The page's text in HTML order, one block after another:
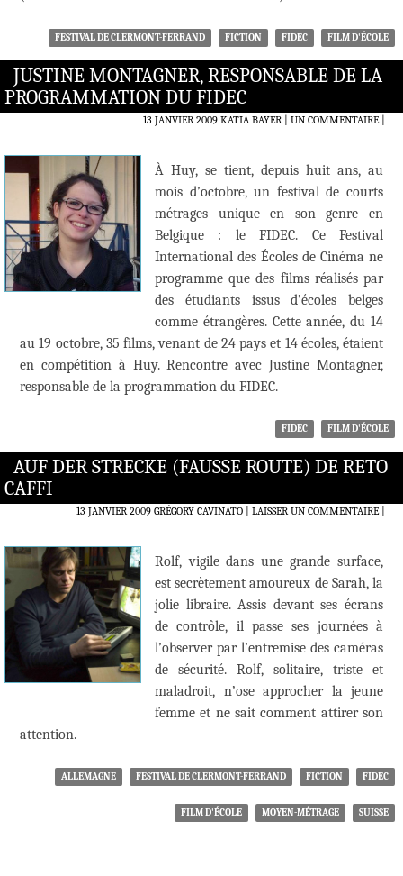
FESTIVAL DE CLERMONT-FERRAND FICTION FIDEC FILM D'ÉCOLE
JUSTINE MONTAGNER, RESPONSABLE DE LA
PROGRAMMATION DU FIDEC
13 JANVIER 2009 KATIA BAYER UN COMMENTAIRE|
À Huy, se tient, depuis huit ans, au
mois d’octobre, un festival de courts
métrages unique en son genre en
Belgique : le FIDEC. Ce Festival
International des Écoles de Cinéma ne
programme que des films réalisés par
des étudiants issus d’écoles belges
comme étrangères. Cette année, du 14
au 19 octobre, 35 films, venant de 24 pays et 14 écoles, étaient
en compétition à Huy. Rencontre avec Justine Montagner,
responsable de la programmation du FIDEC.
FIDEC FILM D'ÉCOLE
AUF DER STRECKE (FAUSSE ROUTE) DE RETO
CAFFI
13 JANVIER 2009 GRÉGORY CAVINATO LAISSER UN COMMENTAIRE|
Rolf, vigile dans une grande surface,
est secrètement amoureux de Sarah, la
jolie libraire. Assis devant ses écrans
de contrôle, il passe ses journées à
l’observer par l’entremise des caméras
de sécurité. Rolf, solitaire, triste et
maladroit, n’ose approcher la jeune
femme et ne sait comment attirer son
attention.
ALLEMAGNE FESTIVAL DE CLERMONT-FERRAND FICTION FIDEC
FILM D'ÉCOLE MOYEN-MÉTRAGE SUISSE